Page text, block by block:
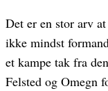
Det er en stor arv
ikke mindst
et kampe tak fra
Felsted og Omegn